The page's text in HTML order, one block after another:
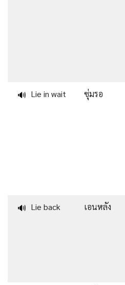
🔊 Lie in wait ซุ่มรอ
🔊 Lie back เอนหลัง